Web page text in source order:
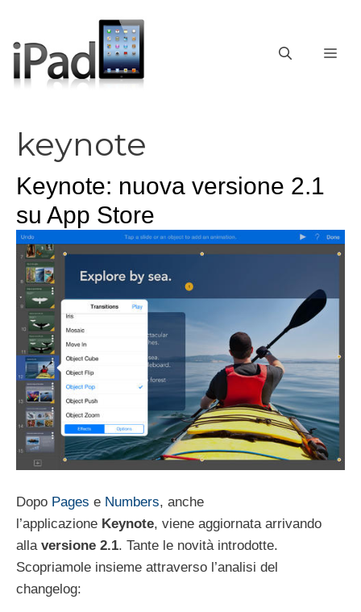
contenuto
keynote
Keynote: nuova versione 2.1
su App Store
Dopo Pages e Numbers, anche
l’applicazione Keynote, viene aggiornata arrivando
alla versione 2.1. Tante le novità introdotte.
Scopriamole insieme attraverso l’analisi del
changelog: